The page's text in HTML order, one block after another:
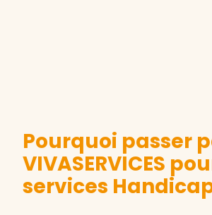
Pourquoi passer
VIVASERVICES
services